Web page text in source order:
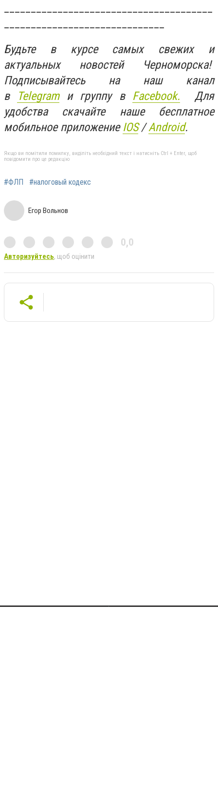
Будьте в курсе самых свежих и
актуальных новостей Черноморска!
Подписывайтесь на наш канал
в
Telegramи группу в Facebook. Для
удобства скачайте наше бесплатное
мобильное приложение IOS/Android.
Якщо ви помітили помилку, виділіть необхідний текст і натисніть Ctrl + Enter, щоб
повідомити про це редакцію
#ФЛП #налоговый кодекс
Егор Вольнов
0,0
Авторизуйтесь, щоб оцінити